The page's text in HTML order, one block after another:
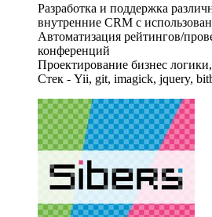
Разработка и поддержка
внутренние CRM с
Автоматизация рейтингов/
конференций
Проектирование бизнес логики,
Стек - Yii, git, imagick, jquery,